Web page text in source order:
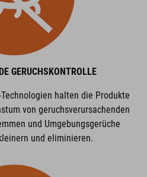
GERUCHSKONTROLLE
halten die Produkte
von geruchsverursachenden
und Umgebungsgerüche
und eliminieren.